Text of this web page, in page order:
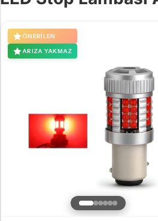
ÖNERILEN
ARIZA YAKMAZ